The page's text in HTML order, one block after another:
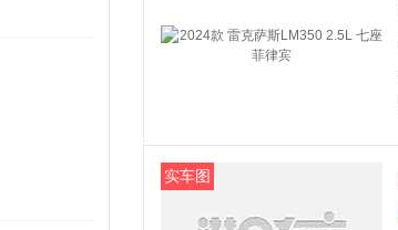
实车图